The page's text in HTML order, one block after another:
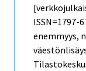
ISSN=1797-
enemmyys,